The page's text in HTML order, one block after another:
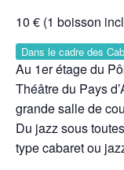
10 € (1 boisson
Dans le cadre des
Au 1er étage du
Théâtre du Pays
grande salle de
Du jazz sous
type cabaret ou